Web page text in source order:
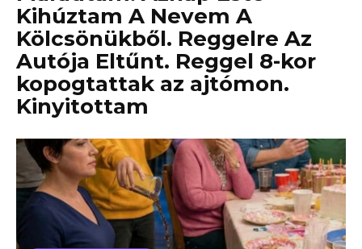
Kihúztam A Nevem A
Kölcsönükből. Reggelre Az
Autója Eltűnt. Reggel 8-kor
kopogtattak az ajtómon.
Kinyitottam